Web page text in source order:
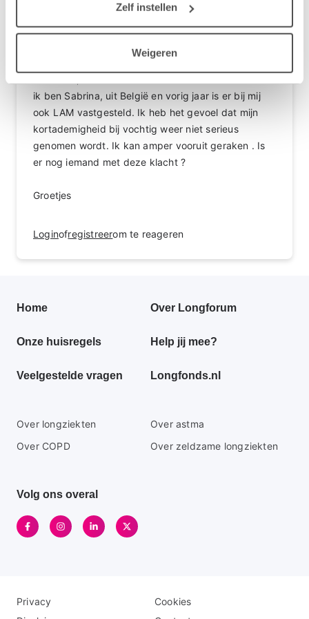
Zelf instellen
Weigeren
tenzij kanker. LAM is al helemaal onbekend,
ook bij artsen
ik ben Sabrina, uit België en vorig jaar is er bij mij
ook LAM vastgesteld. Ik heb het gevoel dat mijn
kortademigheid bij vochtig weer niet serieus
genomen wordt. Ik kan amper vooruit geraken . Is
er nog iemand met deze klacht ?
Groetjes
Loginofregistreerom te reageren
Primair
menu
Home Over Longforum
Onze huisregels Help jij mee?
Veelgestelde vragen Longfonds.nl
Secundaire
footer
Over longziekten
Over astma
Over COPD
Over zeldzame longziekten
Volg ons overal
Disclaimer
Privacy
Cookies
Logo